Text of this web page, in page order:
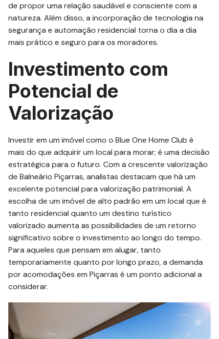
de propor uma relação saudável e consciente com a
natureza. Além disso, a incorporação de tecnologia na
segurança e automação residencial torna o dia a dia
mais prático e seguro para os moradores.
Investimento com
Potencial de
Valorização
Investir em um imóvel como o Blue One Home Club é
mais do que adquirir um local para morar; é uma decisão
estratégica para o futuro. Com a crescente valorização
de Balneário Piçarras, analistas destacam que há um
excelente potencial para valorização patrimonial. A
escolha de um imóvel de alto padrão em um local que é
tanto residencial quanto um destino turístico
valorizado aumenta as possibilidades de um retorno
significativo sobre o investimento ao longo do tempo.
Para aqueles que pensam em alugar, tanto
temporariamente quanto por longo prazo, a demanda
por acomodações em Piçarras é um ponto adicional a
considerar.